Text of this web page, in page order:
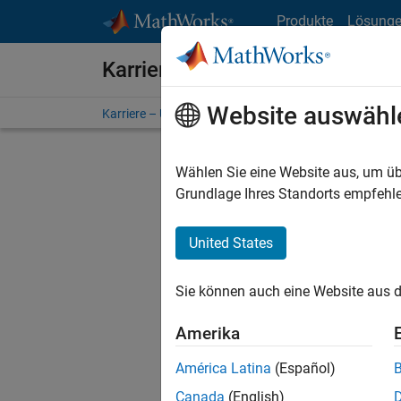
Produkte
Karriere bei MathWorks
Karriere – Übersicht Stellensuche
FILTER:
Stellen
Es
Region
Website
Wählen Sie eine Website aus, um
Grundlage Ihres Standorts
United States
Sie können auch eine Website aus
Amerika
América Latina (Español)
Canada (English)